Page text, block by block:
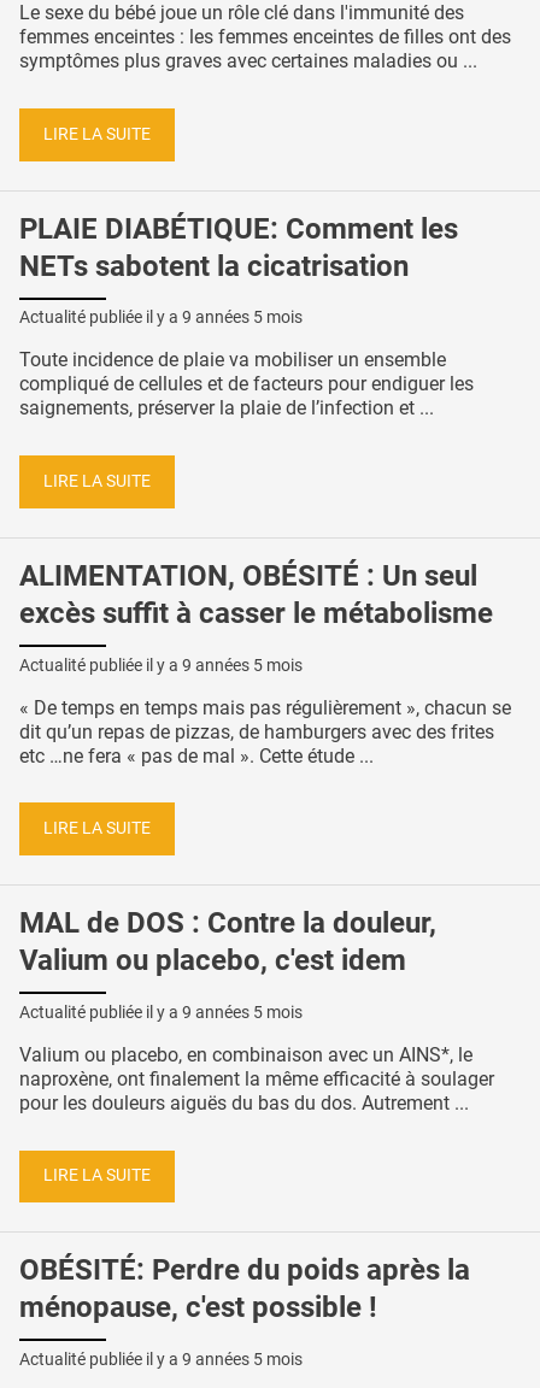
Le sexe du bébé joue un rôle clé dans l'immunité des
femmes enceintes : les femmes enceintes de filles ont des
symptômes plus graves avec certaines maladies ou ...
LIRE LA SUITE
PLAIE DIABÉTIQUE: Comment les
NETs sabotent la cicatrisation
Actualité publiée il y a 9 années 5 mois
Toute incidence de plaie va mobiliser un ensemble
compliqué de cellules et de facteurs pour endiguer les
saignements, préserver la plaie de l’infection et ...
LIRE LA SUITE
ALIMENTATION, OBÉSITÉ : Un seul
excès suffit à casser le métabolisme
Actualité publiée il y a 9 années 5 mois
« De temps en temps mais pas régulièrement », chacun se
dit qu’un repas de pizzas, de hamburgers avec des frites
etc …ne fera « pas de mal ». Cette étude ...
LIRE LA SUITE
MAL de DOS : Contre la douleur,
Valium ou placebo, c'est idem
Actualité publiée il y a 9 années 5 mois
Valium ou placebo, en combinaison avec un AINS*, le
naproxène, ont finalement la même efficacité à soulager
pour les douleurs aiguës du bas du dos. Autrement ...
LIRE LA SUITE
OBÉSITÉ: Perdre du poids après la
ménopause, c'est possible !
Actualité publiée il y a 9 années 5 mois